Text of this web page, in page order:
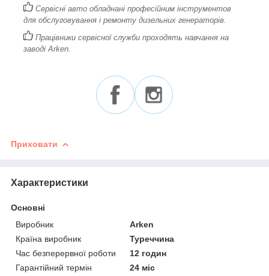
Сервісні авто обладнані професійним інструментов
для обслуговування і ремонту дизельних генераторів.
Працівники сервісної служби проходять навчання на
заводі Arken.
Приховати
Характеристики
Основні
Виробник
Arken
Країна виробник
Туреччина
Час безперервної роботи
12 годин
Гарантійний термін
24 міс